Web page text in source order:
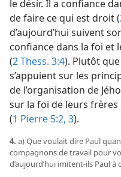
le désir. Il a confiance
de faire ce qui est droit (
d’aujourd’hui suivent
confiance dans la foi et
(2 Thess. 3:4). Plutôt
s’appuient sur les
de l’organisation de
sur la foi de leurs frères
(1 Pierre 5:2, 3).
4. a) Que voulait dire Paul
compagnons de travail pour
d’aujourd’hui imitent-ils Paul à